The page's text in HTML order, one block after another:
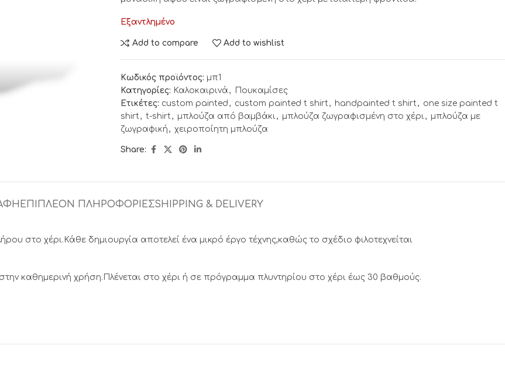
Εξαντλημένο
Add to compare Add to wishlist
Κωδικός προϊόντος: μπ1
Κατηγορίες: Καλοκαιρινά ,
Πουκαμίσες
Ετικέτες: custom painted , custom painted t shirt, handpainted t shirt, one size painted t
shirt, t-shirt, μπλούζα από βαμβάκι, μπλούζα ζωγραφισμένη στο χέρι, μπλούζα με
ζωγραφική , χειροποίητη μπλούζα
Share:
ΕΠΙΠΛΈΟΝ ΠΛΗΡΟΦΟΡΊΕΣSHIPPING & DELIVERY
στο χέρι.Κάθε δημιουργία αποτελεί ένα μικρό έργο τέχνης,καθώς το σχέδιο φιλοτεχνείται
καθημερινή χρήση.Πλένεται στο χέρι ή σε πρόγραμμα πλυντηρίου στο χέρι έως 30 βαθμούς.